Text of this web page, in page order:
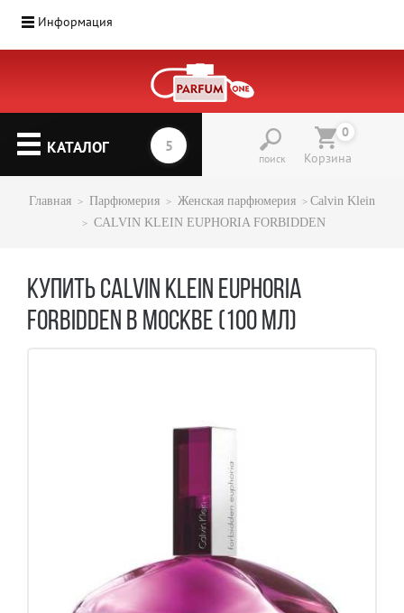
Информация
КАТАЛОГ
поиск
0
Корзина
Главная Парфюмерия Женская парфюмерия
Calvin Klein
CALVIN KLEIN EUPHORIA FORBIDDEN
КУПИТЬ CALVIN KLEIN EUPHORIA
FORBIDDEN В МОСКВЕ (100 МЛ)